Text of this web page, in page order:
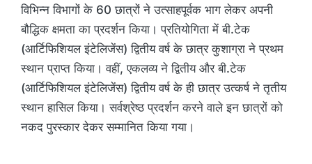
विभिन्न विभागों के 60 छात्रों ने उत्साहपूर्वक भाग लेकर अपनी
बौद्धिक क्षमता का प्रदर्शन किया। प्रतियोगिता में बी.टेक
(आर्टिफिशियल इंटेलिजेंस) द्वितीय वर्ष के छात्र कुशाग्रा ने प्रथम
स्थान प्राप्त किया। वहीं, एकलव्य ने द्वितीय और बी.टेक
(आर्टिफिशियल इंटेलिजेंस) द्वितीय वर्ष के ही छात्र उत्कर्ष ने तृतीय
स्थान हासिल किया। सर्वश्रेष्ठ प्रदर्शन करने वाले इन छात्रों को
नकद पुरस्कार देकर सम्मानित किया गया।